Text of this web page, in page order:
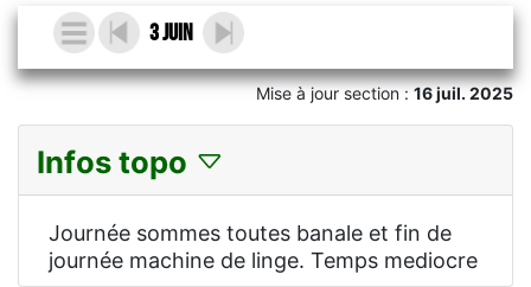
3 juin
Mise à jour section :16 juil. 2025
Infos topo
Journée sommes toutes banale et fin de
journée machine de linge. Temps mediocre